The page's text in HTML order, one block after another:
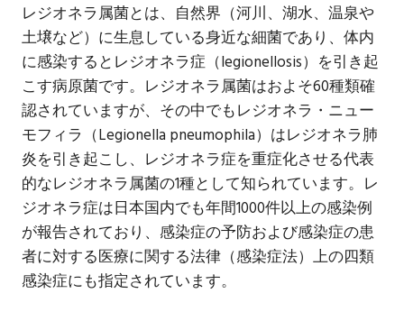
レジオネラ属菌とは、自然界（河川、湖水、温泉や
土壌など）に生息している身近な細菌であり、体内
に感染するとレジオネラ症（legionellosis）を引き起
こす病原菌です。レジオネラ属菌はおよそ60種類確
認されていますが、その中でもレジオネラ・ニュー
モフィラ（Legionella pneumophila）はレジオネラ肺
炎を引き起こし、レジオネラ症を重症化させる代表
的なレジオネラ属菌の1種として知られています。レ
ジオネラ症は日本国内でも年間1000件以上の感染例
が報告されており、感染症の予防および感染症の患
者に対する医療に関する法律（感染症法）上の四類
感染症にも指定されています。